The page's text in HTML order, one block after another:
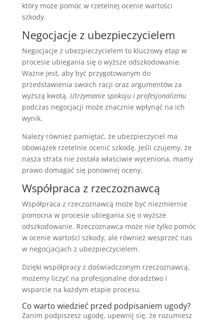
który może pomóc w rzetelnej ocenie wartości
szkody.
Negocjacje z ubezpieczycielem
Negocjacje z ubezpieczycielem to kluczowy etap w
procesie ubiegania się o wyższe odszkodowanie.
Ważne jest, aby być przygotowanym do
przedstawienia swoich racji oraz argumentów za
wyższą kwotą. Utrzymanie spokoju i profesjonalizmu
podczas negocjacji może znacznie wpłynąć na ich
wynik.
Należy również pamiętać, że ubezpieczyciel ma
obowiązek rzetelnie ocenić szkodę. Jeśli czujemy, że
nasza strata nie została właściwie wyceniona, mamy
prawo domagać się ponownej oceny.
Współpraca z rzeczoznawcą
Współpraca z rzeczoznawcą może być niezmiernie
pomocna w procesie ubiegania się o wyższe
odszkodowanie. Rzeczoznawca może nie tylko pomóc
w ocenie wartości szkody, ale również wesprzeć nas
w negocjacjach z ubezpieczycielem.
Dzięki współpracy z doświadczonym rzeczoznawcą,
możemy liczyć na profesjonalne doradztwo i
wsparcie na każdym etapie procesu.
Co warto wiedzieć przed podpisaniem ugody?
Zanim podpiszesz ugodę, upewnij się, że rozumiesz